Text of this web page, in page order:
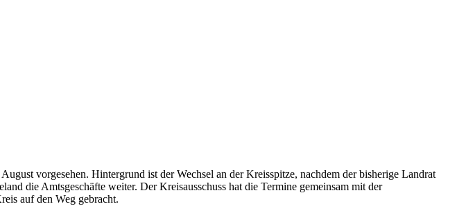
vorgesehen. Hintergrund ist der Wechsel an der Kreisspitze, nachdem der bisherige Landrat
die Amtsgeschäfte weiter. Der Kreisausschuss hat die Termine gemeinsam mit der
auf den Weg gebracht.